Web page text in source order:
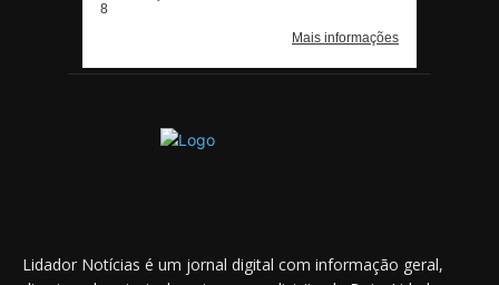
Lidador Notícias é um jornal digital com informação geral,